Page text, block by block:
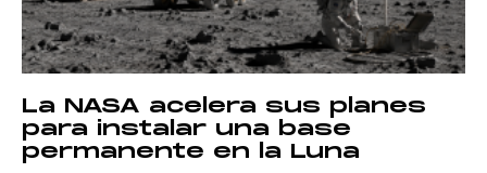
La NASA acelera sus planes
para instalar una base
permanente en la Luna